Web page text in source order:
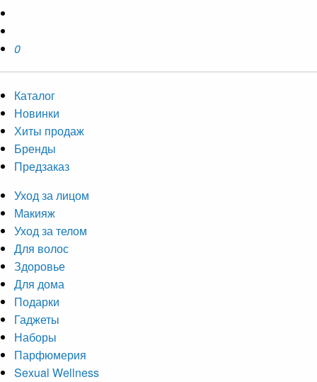
0
Каталог
Новинки
Хиты продаж
Бренды
Предзаказ
Уход за лицом
Макияж
Уход за телом
Для волос
Здоровье
Для дома
Подарки
Гаджеты
Наборы
Парфюмерия
Sexual Wellness